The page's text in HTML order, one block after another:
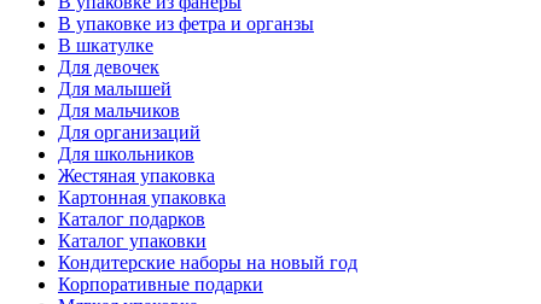
В упаковке из фетра и органзы
В шкатулке
Для девочек
Для малышей
Для мальчиков
Для организаций
Для школьников
Жестяная упаковка
Картонная упаковка
Каталог подарков
Каталог упаковки
Кондитерские наборы на новый год
Корпоративные подарки